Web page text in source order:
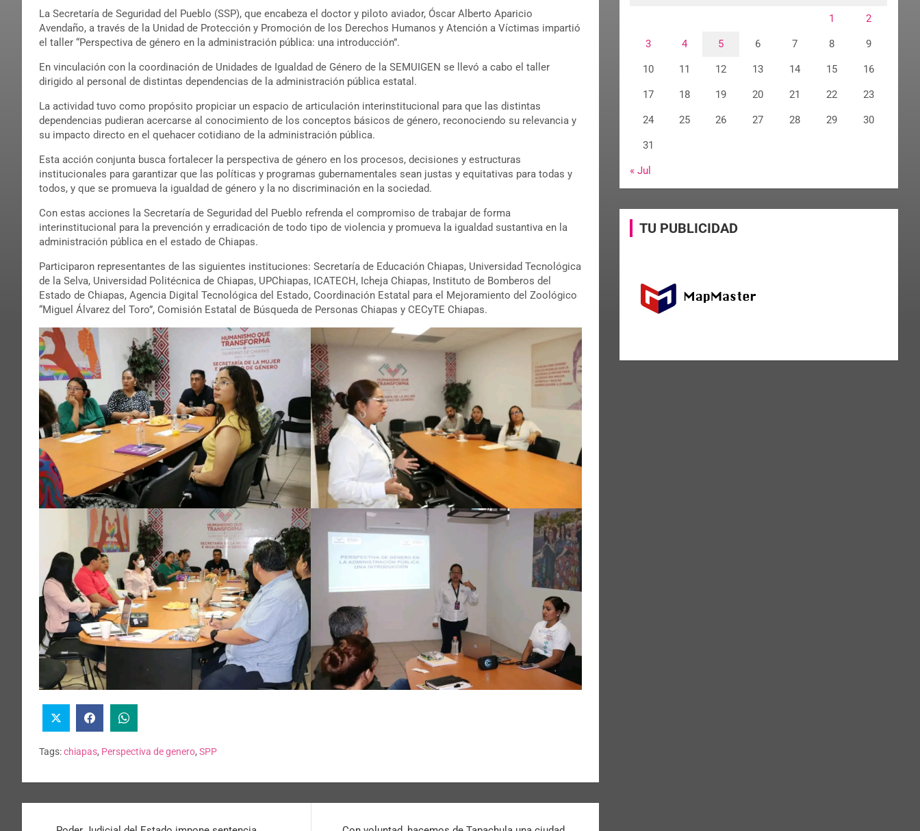
La Secretaría de Seguridad del Pueblo (SSP), que encabeza el doctor y piloto aviador, Óscar Alberto Aparicio
Avendaño, a través de la Unidad de Protección y Promoción de los Derechos Humanos y Atención a Víctimas impartió
el taller “Perspectiva de género en la administración pública: una introducción”.
En vinculación con la coordinación de Unidades de Igualdad de Género de la SEMUIGEN se llevó a cabo el taller
dirigido al personal de distintas dependencias de la administración pública estatal.
La actividad tuvo como propósito propiciar un espacio de articulación interinstitucional para que las distintas
dependencias pudieran acercarse al conocimiento de los conceptos básicos de género, reconociendo su relevancia y
su impacto directo en el quehacer cotidiano de la administración pública.
Esta acción conjunta busca fortalecer la perspectiva de género en los procesos, decisiones y estructuras
institucionales para garantizar que las políticas y programas gubernamentales sean justas y equitativas para todas y
todos, y que se promueva la igualdad de género y la no discriminación en la sociedad.
Con estas acciones la Secretaría de Seguridad del Pueblo refrenda el compromiso de trabajar de forma
interinstitucional para la prevención y erradicación de todo tipo de violencia y promueva la igualdad sustantiva en la
administración pública en el estado de Chiapas.
Participaron representantes de las siguientes instituciones: Secretaría de Educación Chiapas, Universidad Tecnológica
de la Selva, Universidad Politécnica de Chiapas, UPChiapas, ICATECH, Icheja Chiapas, Instituto de Bomberos del
Estado de Chiapas, Agencia Digital Tecnológica del Estado, Coordinación Estatal para el Mejoramiento del Zoológico
“Miguel Álvarez del Toro”, Comisión Estatal de Búsqueda de Personas Chiapas y CECyTE Chiapas.
Tags:chiapas, Perspectiva de genero, SPP
1 2
3 4 5 6 7 8 9
10 11 12 13 14 15 16
17 18 19 20 21 22 23
24 25 26 27 28 29 30
31
« Jul
TU PUBLICIDAD